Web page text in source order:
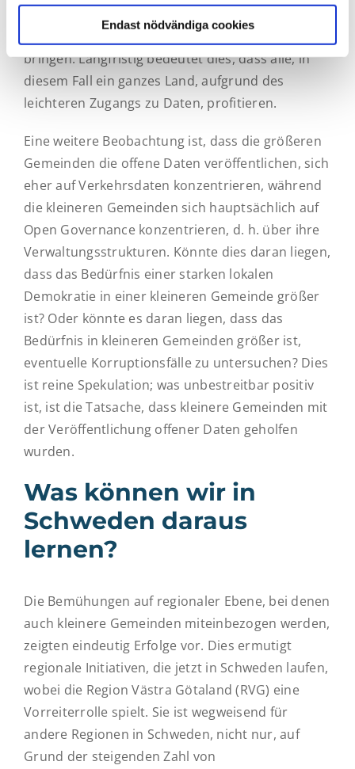
Endast nödvändiga cookies
es am schwersten haben, sie auf den Weg zu
bringen. Langfristig bedeutet dies, dass alle, in
diesem Fall ein ganzes Land, aufgrund des
leichteren Zugangs zu Daten, profitieren.
Eine weitere Beobachtung ist, dass die größeren
Gemeinden die offene Daten veröffentlichen, sich
eher auf Verkehrsdaten konzentrieren, während
die kleineren Gemeinden sich hauptsächlich auf
Open Governance konzentrieren, d. h. über ihre
Verwaltungsstrukturen. Könnte dies daran liegen,
dass das Bedürfnis einer starken lokalen
Demokratie in einer kleineren Gemeinde größer
ist? Oder könnte es daran liegen, dass das
Bedürfnis in kleineren Gemeinden größer ist,
eventuelle Korruptionsfälle zu untersuchen? Dies
ist reine Spekulation; was unbestreitbar positiv
ist, ist die Tatsache, dass kleinere Gemeinden mit
der Veröffentlichung offener Daten geholfen
wurden.
Was können wir in
Schweden daraus
lernen?
Die Bemühungen auf regionaler Ebene, bei denen
auch kleinere Gemeinden miteinbezogen werden,
zeigten eindeutig Erfolge vor. Dies ermutigt
regionale Initiativen, die jetzt in Schweden laufen,
wobei die Region Västra Götaland (RVG) eine
Vorreiterrolle spielt. Sie ist wegweisend für
andere Regionen in Schweden, nicht nur, auf
Grund der steigenden Zahl von